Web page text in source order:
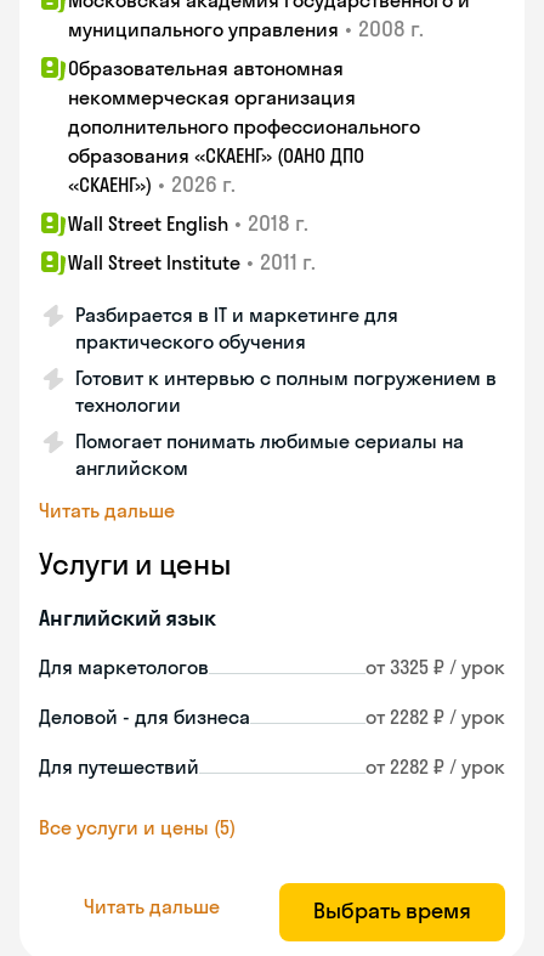
муниципального управления • 2008 г.
Образовательная автономная
некоммерческая организация
дополнительного профессионального
образования «СКАЕНГ» (ОАНО ДПО
«СКАЕНГ») • 2026 г.
Wall Street English • 2018 г.
Wall Street Institute • 2011 г.
Разбирается в IT и маркетинге для
практического обучения
Готовит к интервью с полным погружением в
технологии
Помогает понимать любимые сериалы на
английском
Читать дальше
Услуги и цены
Английский язык
Для маркетологов от 3325 ₽ / урок
Деловой - для бизнеса от 2282 ₽ / урок
Для путешествий от 2282 ₽ / урок
Все услуги и цены (5)
Читать дальше Выбрать время